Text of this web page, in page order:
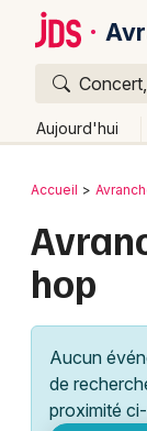
Aujourd'hui
Publier
Grands
Activité &
Bordeaux
Colmar
Lille
Lyon
Marseille
Retour
Accueil
hop
Aucun
de
proximité
Quoi ?
Où ?
Basse-
Changer de lieu
Aujourd'hui